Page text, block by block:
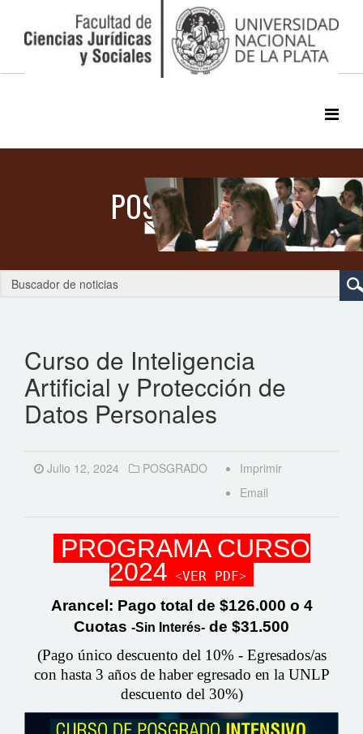
Curso de Inteligencia
Artificial y Protección de
Datos Personales
Julio 12, 2024 POSGRADO
Imprimir
Email
PROGRAMA CURSO
2024 ˂VER PDF˃
Arancel: Pago total de $126.000 o 4
Cuotas -Sin Interés- de $31.500
(Pago único descuento del 10% - Egresados/as
con hasta 3 años de haber egresado en la UNLP
descuento del 30%)